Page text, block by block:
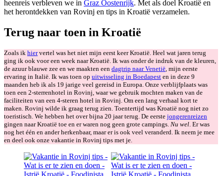
heenreis verbleven we in Graz Oostenrijk. Met als doel Kroatië en
het herontdekken van Rovinj en tips in Kroatië verzamelen.
Terug naar toen in Kroatië
Zoals ik hiervertel was het niet mijn eerst keer Kroatië. Heel wat jaren terug
ging ik ook voor een week naar Kroatië. Ik was onder de indruk van de kleuren,
de azuur blauwe zee en we maakten een dagtrip naar Venetië, mijn eerste
ervaring in Italië. Ik was toen op uitwisseling in Boedapest en in deze 9
maanden heb ik als 19 jarige veel gereisd in Europa. Onze verblijfplaats was
toen een 2-sterrenhotel in Rovinj, waar we gebruik mochten maken van de
faciliteiten van een 4-steren hotel in Rovinj. Om een lang verhaal kort te
maken. Rovinj wilde ik graag terug zien. Toentertijd was Kroatië nog niet zo
toeristisch. We hebben het over bijna 20 jaar terug. De eerste jongerenreizen
gingen naar Kroatië toe en er waren nog geen grote campings. Nu wel. Er was
nog het één en ander herkenbaar, maar er is ook veel veranderd. Ik neem je mee
en deel ook onze vakantie in Rovinj tips met je.